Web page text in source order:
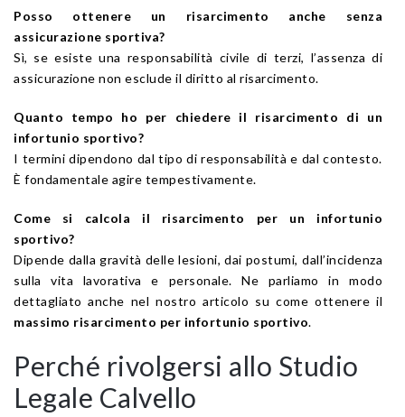
Posso ottenere un risarcimento anche senza
assicurazione sportiva?
Sì, se esiste una responsabilità civile di terzi, l’assenza di
assicurazione non esclude il diritto al risarcimento.
Quanto tempo ho per chiedere il risarcimento di un
infortunio sportivo?
I termini dipendono dal tipo di responsabilità e dal contesto.
È fondamentale agire tempestivamente.
Come si calcola il risarcimento per un infortunio
sportivo?
Dipende dalla gravità delle lesioni, dai postumi, dall’incidenza
sulla vita lavorativa e personale. Ne parliamo in modo
dettagliato anche nel nostro articolo su come ottenere il
massimo risarcimento per infortunio sportivo.
Perché rivolgersi allo Studio
Legale Calvello